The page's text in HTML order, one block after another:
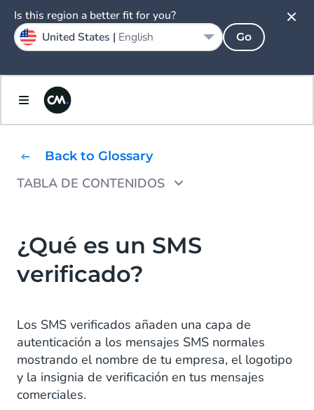
Back to Glossary
TABLA DE CONTENIDOS
¿Cómo funcionan los SMS verificados?
¿Cuáles son las ventajas de utilizar los SMS
Seguridad
Confianza
Bandeja de entrada con marca
¿Qué es un SMS
verificado?
Los SMS verificados añaden una capa de
autenticación a los mensajes SMS normales
mostrando el nombre de tu empresa, el logotipo
y la insignia de verificación en tus mensajes
comerciales.
Is this region a better fit for you?
United States | English Go